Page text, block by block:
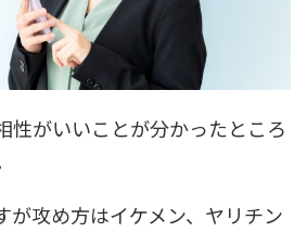
性がいいことが分かったところ
が攻め方はイケメン、ヤリチン